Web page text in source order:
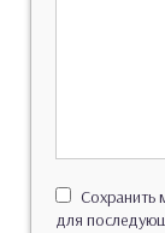
Сохранить
для